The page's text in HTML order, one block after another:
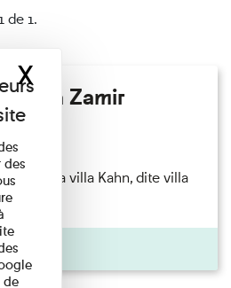
de 1.
- Villa Zamir
est de la villa Kahn, dite villa
des
de
XMasquer le